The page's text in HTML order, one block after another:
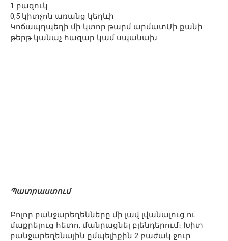
1 բազուկ
0,5 կիտչոն առանց կեղևի
Կոճապղպեղի մի կտոր թարմ արմատՄի քանի
թերթ կանաչ հազար կամ սպանախ
Պատրաստում
Բոլոր բանջարեղենները մի լավ լվանալուց ու
մաքրելուց հետո, մանրացնել բլենդերում։ Խիտ
բանջարեղենային ըմպելիքին 2 բաժակ ջուր